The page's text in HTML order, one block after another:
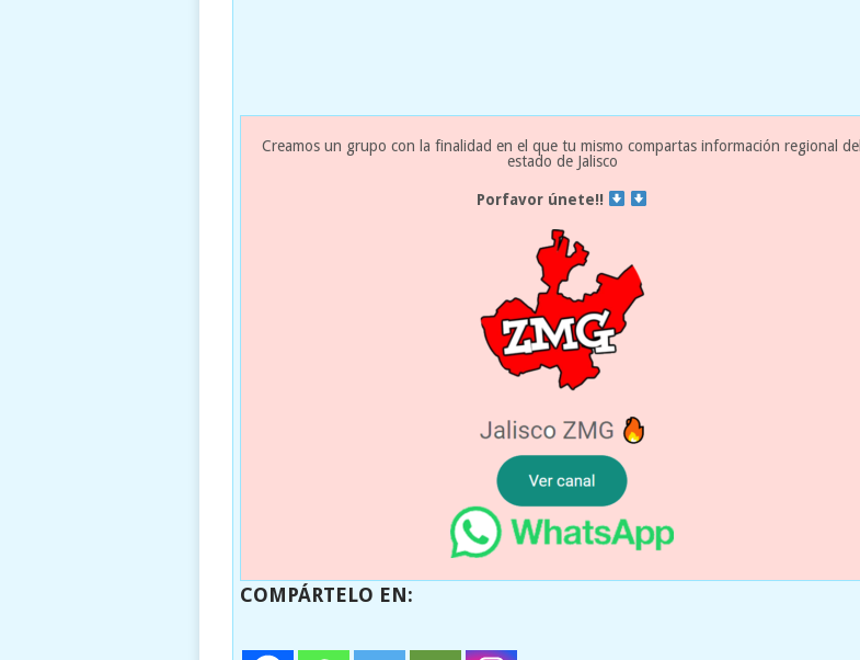
Creamos un grupo con la finalidad en el que tu mismo compartas información regional del
estado de Jalisco
Porfavor únete!!
COMPÁRTELO EN: